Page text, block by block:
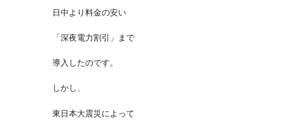
日中より料金の安い
「深夜電力割引」まで
導入したのです。
しかし、
東日本大震災によって